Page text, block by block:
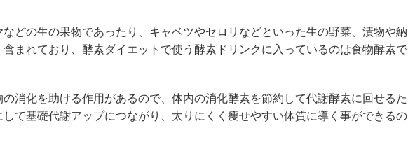
どの生の果物であったり、キャベツやセロリなどといった生の野菜、漬物や納
まれており、酵素ダイエットで使う酵素ドリンクに入っているのは食物酵素で
消化を助ける作用があるので、体内の消化酵素を節約して代謝酵素に回せるた
て基礎代謝アップにつながり、太りにくく痩せやすい体質に導く事ができるの